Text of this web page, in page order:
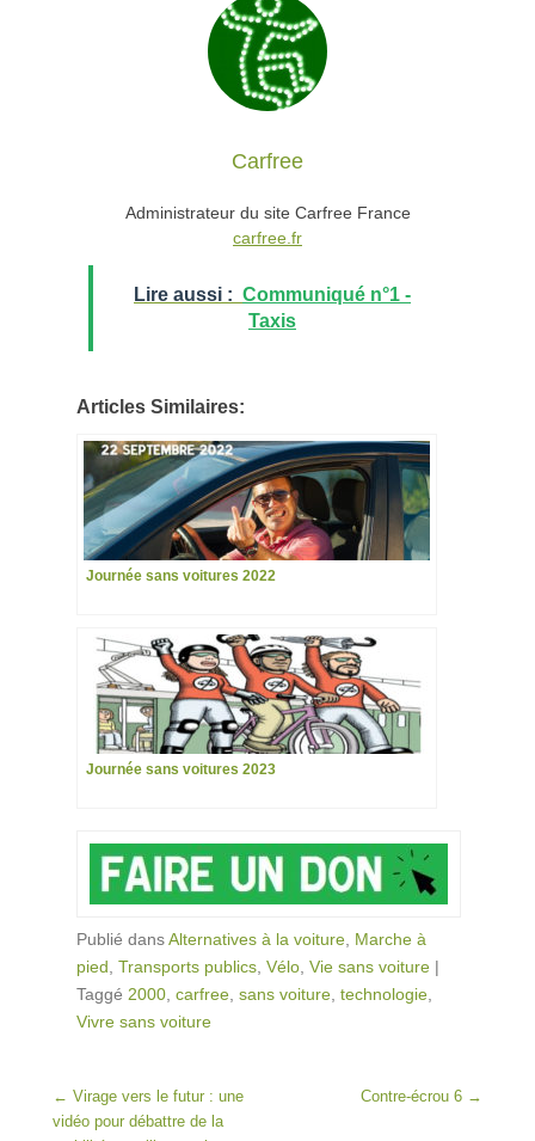
Carfree
Administrateur du site Carfree France
carfree.fr
Lire aussi : Communiqué n°1 -
Taxis
Articles Similaires:
Journée sans voitures 2022
Journée sans voitures 2023
Publié dansAlternatives à la voiture Marche à
pied Transports publics Vélo Vie sans voiture |
Taggé 2000 carfree sans voiture technologie
Vivre sans voiture
Post navigation
← Virage vers le futur : une
vidéo pour débattre de la
Contre-écrou 6 →